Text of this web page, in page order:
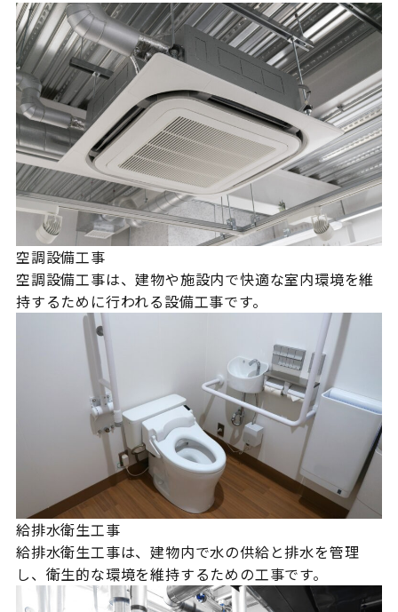
空調設備工事
空調設備工事は、建物や施設内で快適な室内環境を維
持するために行われる設備工事です。
給排水衛生工事
給排水衛生工事は、建物内で水の供給と排水を管理
し、衛生的な環境を維持するための工事です。